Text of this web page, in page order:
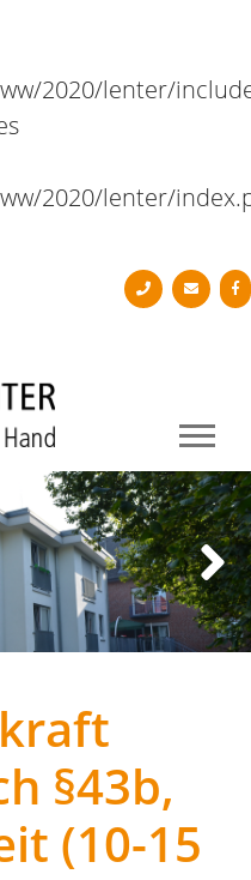
2020/lenter/
2020/lenter/
§43b,
(10-15
neue
Team!
von
der
und Aktivierung